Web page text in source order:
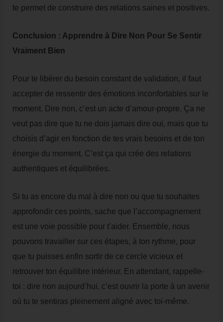
te permet de construire des relations saines et positives.
Conclusion : Apprendre à Dire Non Pour Se Sentir
Vraiment Bien
Pour te libérer du besoin constant de validation, il faut
accepter de ressentir des émotions inconfortables sur le
moment. Dire non, c’est un acte d’amour-propre. Ça ne
veut pas dire que tu ne dois jamais dire oui, mais que tu
choisis d’agir en fonction de tes vrais besoins et de ton
énergie du moment. C’est ça qui crée des relations
authentiques et équilibrées.
Si tu as encore du mal à dire non ou que tu souhaites
approfondir ces points, sache que l’accompagnement
est une voie possible pour t’aider. Ensemble, nous
pouvons travailler sur ces étapes, à ton rythme, pour
que tu puisses enfin sortir de ce cercle vicieux et
retrouver ton équilibre intérieur. En attendant, rappelle-
toi : dire non aujourd’hui, c’est ouvrir la porte à un avenir
où tu te sentiras pleinement aligné avec toi-même.